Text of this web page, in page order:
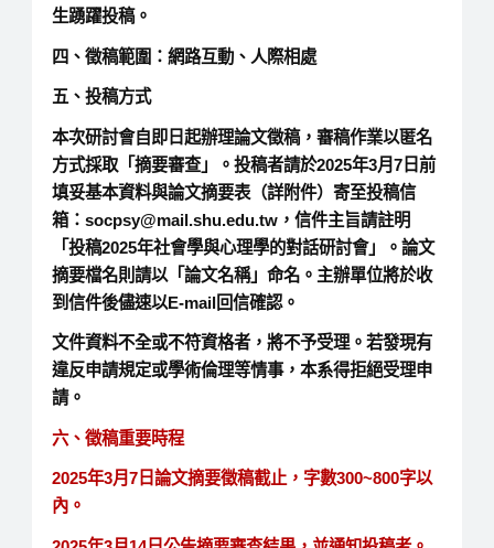
生踴躍投稿。
四、徵稿範圍：網路互動、人際相處
五、投稿方式
本次研討會自即日起辦理論文徵稿，審稿作業以匿名
方式採取「摘要審查」。投稿者請於2025年3月7日前
填妥基本資料與論文摘要表（詳附件）寄至投稿信
箱：socpsy@mail.shu.edu.tw，信件主旨請註明
「投稿2025年社會學與心理學的對話研討會」。論文
摘要檔名則請以「論文名稱」命名。主辦單位將於收
到信件後儘速以E-mail回信確認。
文件資料不全或不符資格者，將不予受理。若發現有
違反申請規定或學術倫理等情事，本系得拒絕受理申
請。
六、徵稿重要時程
2025年3月7日論文摘要徵稿截止，字數300~800字以
內。